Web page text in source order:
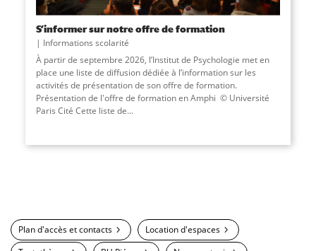
S’informer sur notre offre de formation
Informations scolarité
À partir de septembre 2026, l’Institut de Psychologie met en
place une liste de diffusion dédiée à l’information sur les
activités de présentation de son offre de formation.
Présentation de l'offre de formation en Amphi © Université
Paris Cité Cette liste de...
Plan d'accès et contacts
Location d'espaces